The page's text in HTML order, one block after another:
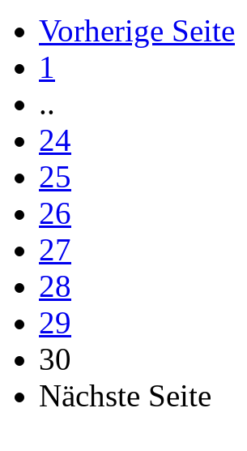
Vorherige Seite
1
..
24
25
26
27
28
29
30
Nächste Seite